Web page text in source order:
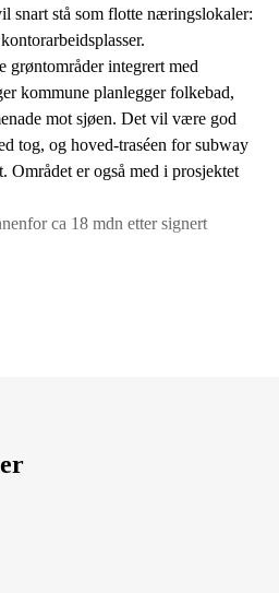
snart stå som flotte næringslokaler:
grøntområder integrert med
kommune planlegger folkebad,
mot sjøen. Det vil være god
tog, og hoved-traséen for subway
Området er også med i prosjektet
ca 18 mdn etter signert